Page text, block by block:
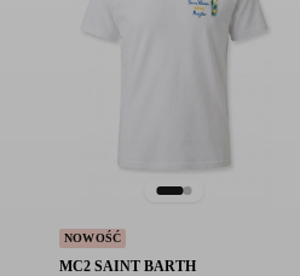
NOWOŚĆ
MC2 SAINT BARTH